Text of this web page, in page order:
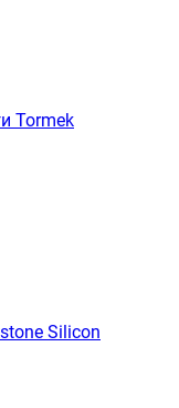
Tormek
Silicon